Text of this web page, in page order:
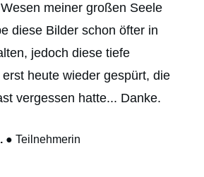
meiner großen Seele
diese Bilder schon öfter in
jedoch diese tiefe
heute wieder gespürt, die
vergessen hatte... Danke.
● Teilnehmerin